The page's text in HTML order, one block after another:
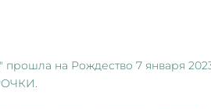
на Рождество 7 января